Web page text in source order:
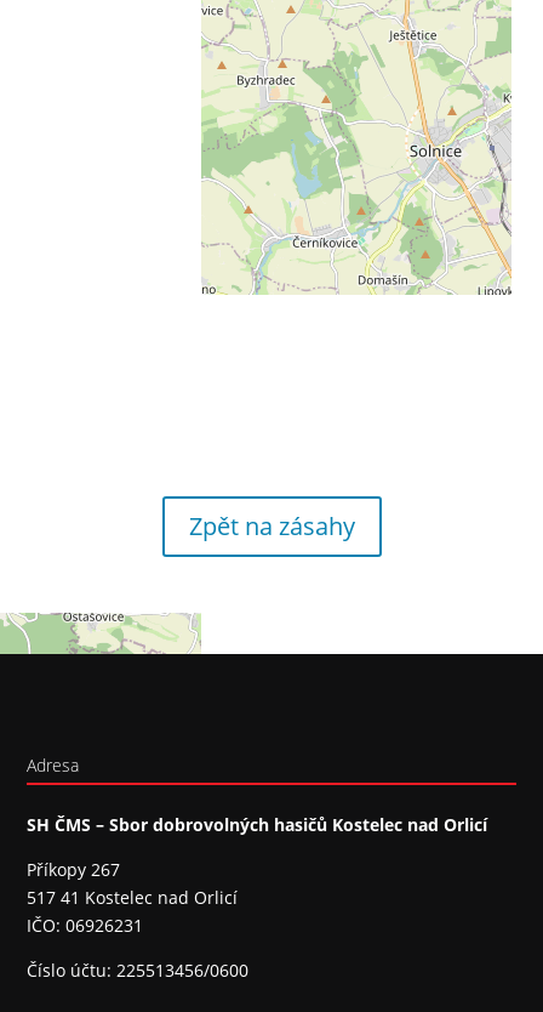
Zpět na zásahy
Adresa
SH ČMS – Sbor dobrovolných hasičů Kostelec nad Orlicí
Příkopy 267
517 41 Kostelec nad Orlicí
IČO: 06926231
Číslo účtu: 225513456/0600